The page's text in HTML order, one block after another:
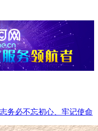
务必不忘初心、牢记使命